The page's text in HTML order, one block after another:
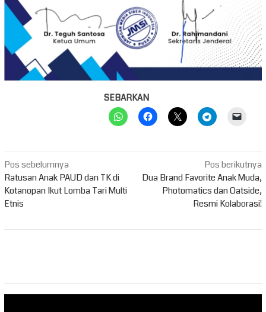
SEBARKAN
Navigasi
pos
Pos sebelumnya
Ratusan Anak PAUD dan TK di
Kotanopan Ikut Lomba Tari Multi
Etnis
Pos berikutnya
Dua Brand Favorite Anak Muda,
Photomatics dan Oatside,
Resmi Kolaborasi!